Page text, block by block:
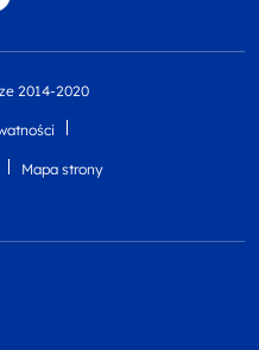
2014-2020
Mapa strony